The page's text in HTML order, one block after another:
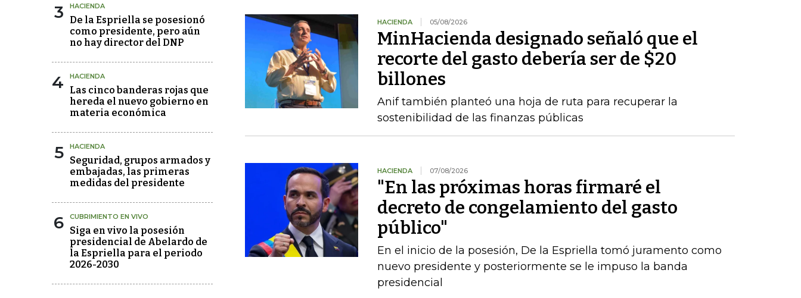
3 HACIENDA
De la Espriella se posesionó
como presidente, pero aún
no hay director del DNP
4 HACIENDA
Las cinco banderas rojas que
hereda el nuevo gobierno en
materia económica
5 HACIENDA
Seguridad, grupos armados y
embajadas, las primeras
medidas del presidente
6 CUBRIMIENTO EN VIVO
Siga en vivo la posesión
presidencial de Abelardo de
la Espriella para el periodo
2026-2030
HACIENDA 05/08/2026
MinHacienda designado señaló que el
recorte del gasto debería ser de $20
billones
Anif también planteó una hoja de ruta para recuperar la
sostenibilidad de las finanzas públicas
HACIENDA 07/08/2026
"En las próximas horas firmaré el
decreto de congelamiento del gasto
público"
En el inicio de la posesión, De la Espriella tomó juramento como
nuevo presidente y posteriormente se le impuso la banda
presidencial